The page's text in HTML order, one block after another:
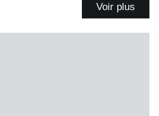
Voir plus